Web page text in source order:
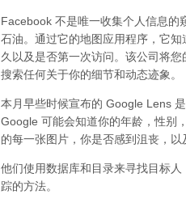
Facebook 不是唯一收集个人信息的
石油。通过它的地图应用程序，它
久以及是否第一次访问。该公司将
搜索任何关于你的细节和动态迹象。
本月早些时候宣布的 Google Lens
Google 可能会知道你的年龄，性别
的每一张图片，你是否感到沮丧，以
他们使用数据库和目录来寻找目标
踪的方法。